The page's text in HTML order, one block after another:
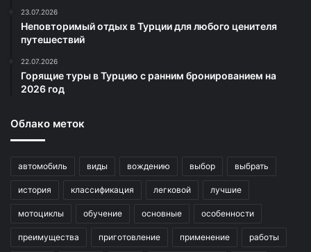
23.07.2026
Неповторимый отдых в Турции для любого ценителя
путешествий
22.07.2026
Горящие туры в Турцию с ранним бронированием на
2026 год
Облако меток
автомобиль виды вождению выбор выбрать
история классификация легковой лучшие
мотоциклы обучение основные особенности
преимущества приготовление применение работы